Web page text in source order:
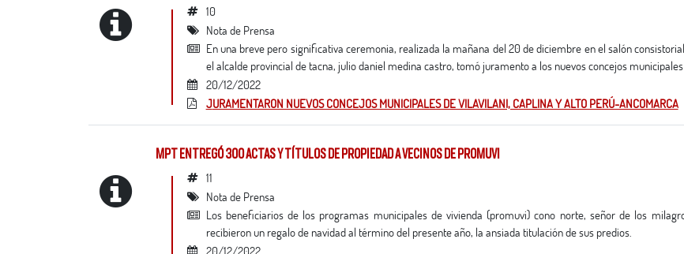
10
Nota de Prensa
en una breve pero significativa ceremonia, realizada la mañana del 20 de diciembre en el salón consistorial de la mpt,
el alcalde provincial de tacna, julio daniel medina castro, tomó juramento a los nuevos concejos municipales
20/12/2022
JURAMENTARON NUEVOS CONCEJOS MUNICIPALES DE VILAVILANI, CAPLINA Y ALTO PERÚ-ANCOMARCA
MPT ENTREGÓ 300 ACTAS Y TÍTULOS DE PROPIEDAD A VECINOS DE PROMUVI
11
Nota de Prensa
los beneficiarios de los programas municipales de vivienda (promuvi) cono norte, señor de los milagros y viñani,
recibieron un regalo de navidad al término del presente año, la ansiada titulación de sus predios.
20/12/2022